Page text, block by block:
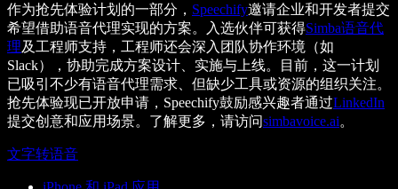
作为抢先体验计划的一部分， Speechify邀请企业和开发者提交
希望借助语音代理实现的方案。入选伙伴可获得Simba语音代
理及工程师支持，工程师还会深入团队协作环境（如
Slack），协助完成方案设计、实施与上线。目前，这一计划
已吸引不少有语音代理需求、但缺少工具或资源的组织关注。
抢先体验现已开放申请，Speechify鼓励感兴趣者通过LinkedIn
提交创意和应用场景。了解更多，请访问simbavoice.ai。
文字转语音